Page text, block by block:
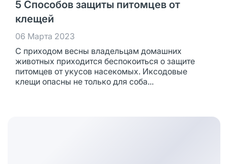
5 Способов защиты питомцев от
клещей
06 Марта 2023
С приходом весны владельцам домашних
животных приходится беспокоиться о защите
питомцев от укусов насекомых. Иксодовые
клещи опасны не только для соба...